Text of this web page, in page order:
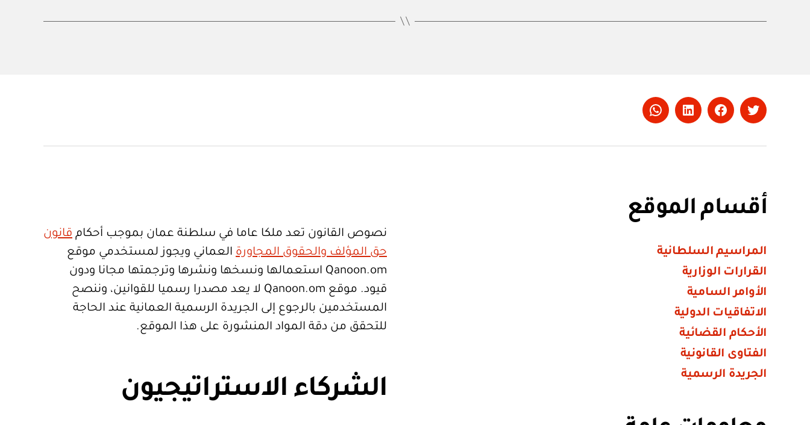
Twitter
Facebook
LinkedIn
Whatsapp
أقسام الموقع
المراسيم السلطانية
القرارات الوزارية
الأوامر السامية
الاتفاقيات الدولية
الأحكام القضائية
الفتاوى القانونية
الجريدة الرسمية
نصوص القانون تعد ملكا عاما في سلطنة عمان بموجب أحكام قانون
حق المؤلف والحقوق المجاورة العماني ويجوز لمستخدمي موقع
Qanoon.om استعمالها ونسخها ونشرها وترجمتها مجانا ودون
قيود. موقع Qanoon.om لا يعد مصدرا رسميا للقوانين، وننصح
المستخدمين بالرجوع إلى الجريدة الرسمية العمانية عند الحاجة
للتحقق من دقة المواد المنشورة على هذا الموقع.
الشركاء الاستراتيجيون